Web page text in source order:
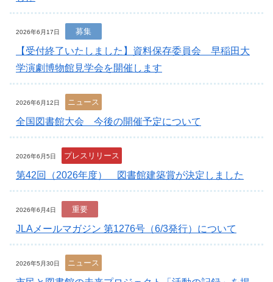
2026年6月17日 募集
【受付終了いたしました】資料保存委員会 早稲田大
学演劇博物館見学会を開催します
2026年6月12日 ニュース
全国図書館大会 今後の開催予定について
2026年6月5日 プレスリリース
第42回（2026年度） 図書館建築賞が決定しました
2026年6月4日 重要
JLAメールマガジン 第1276号（6/3発行）について
2026年5月30日 ニュース